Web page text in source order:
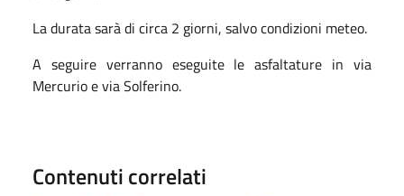
La durata sarà di circa 2 giorni, salvo condizioni meteo.
A seguire verranno eseguite le asfaltature in via
Mercurio e via Solferino.
Contenuti correlati